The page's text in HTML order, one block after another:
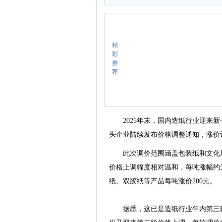
精
彩
推
荐
2025年末，国内造纸行业迎来新
头企业陆续发布价格调整通知，涨
此次调价范围涵盖包装纸和文化
价格上调幅度相对温和，每吨涨幅
纸、双胶纸等产品每吨涨价200元。
据悉，这已是造纸行业年内第三